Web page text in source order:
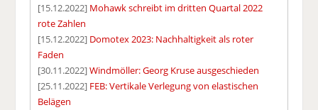
[15.12.2022] Mohawk schreibt im dritten Quartal 2022
rote Zahlen
[15.12.2022] Domotex 2023: Nachhaltigkeit als roter
Faden
[30.11.2022]Windmöller: Georg Kruse ausgeschieden
[25.11.2022] FEB: Vertikale Verlegung von elastischen
Belägen